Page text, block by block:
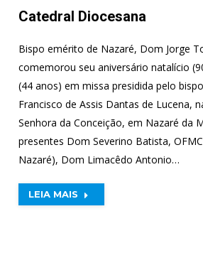
Catedral Diocesana
Bispo emérito de Nazaré, Dom Jorge
comemorou seu aniversário natalício
(44 anos) em missa presidida pelo
Francisco de Assis Dantas de Lucena,
Senhora da Conceição, em Nazaré da
presentes Dom Severino Batista,
Nazaré), Dom Limacêdo Antonio…
LEIA MAIS